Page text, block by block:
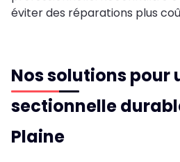
éviter des réparations plus
Nos solutions pour
sectionnelle
Plaine